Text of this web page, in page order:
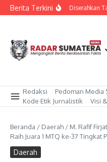
Lewati ke konten
Berita TerkiniDiduga Diserahkan
Redaksi
Pedoman Media
Kode Etik Jurnalistik
Visi
Beranda / Daerah / M. Rafif
Raih Juara 1 MTQ ke-37 Tingkat
Daerah